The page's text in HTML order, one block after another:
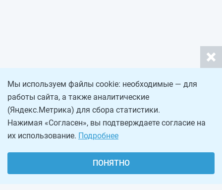
Мы используем файлы cookie: необходимые — для
работы сайта, а также аналитические
(Яндекс.Метрика) для сбора статистики.
Нажимая «Согласен», вы подтверждаете согласие на
их использование. Подробнее
ПОНЯТНО